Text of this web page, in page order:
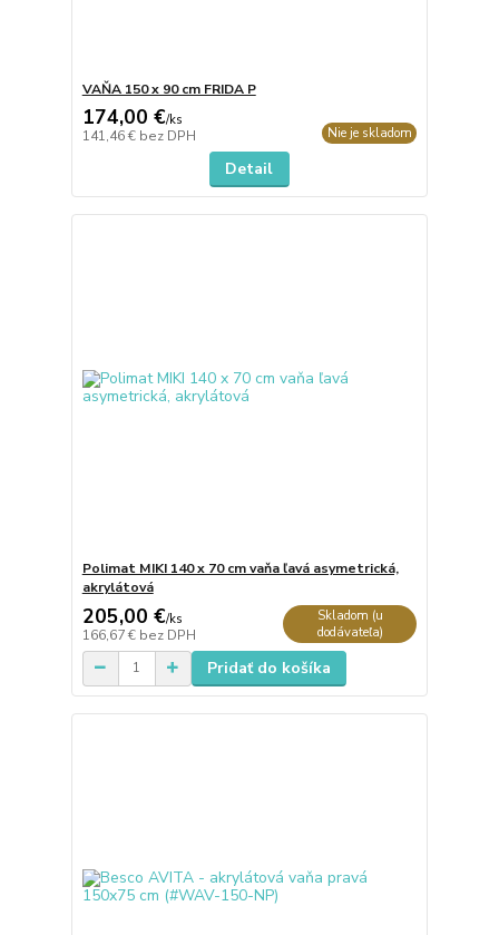
VAŇA 150 x 90 cm FRIDA P
174,00 €/ks
141,46 € bez DPH Nie je skladom
Detail
Polimat MIKI 140 x 70 cm vaňa ľavá asymetrická,
akrylátová
205,00 €/ks
166,67 € bez DPH
Skladom (u
dodávateľa)
Pridať do košíka